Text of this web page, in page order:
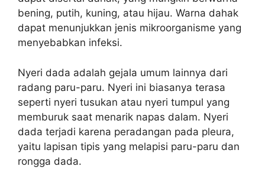
bening, putih, kuning, atau hijau. Warna dahak
dapat menunjukkan jenis mikroorganisme yang
menyebabkan infeksi.
Nyeri dada adalah gejala umum lainnya dari
radang paru-paru. Nyeri ini biasanya terasa
seperti nyeri tusukan atau nyeri tumpul yang
memburuk saat menarik napas dalam. Nyeri
dada terjadi karena peradangan pada pleura,
yaitu lapisan tipis yang melapisi paru-paru dan
rongga dada.